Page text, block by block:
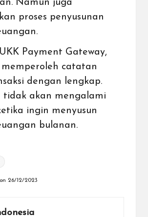
Namun juga
proses penyusunan
.
Payment Gateway,
catatan
dengan lengkap.
tidak akan mengalami
ingin menyusun
bulanan.
26/12/2023